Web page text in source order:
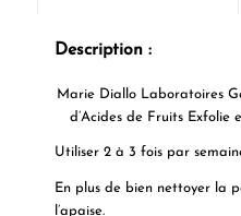
Description :
Marie Diallo Laboratoires
d’Acides de Fruits Exfolie
Utiliser 2 à 3 fois par
En plus de bien nettoyer la
l’apaise.